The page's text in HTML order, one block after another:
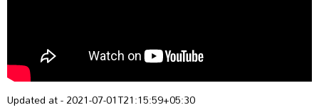
Updated at - 2021-07-01T21:15:59+05:30